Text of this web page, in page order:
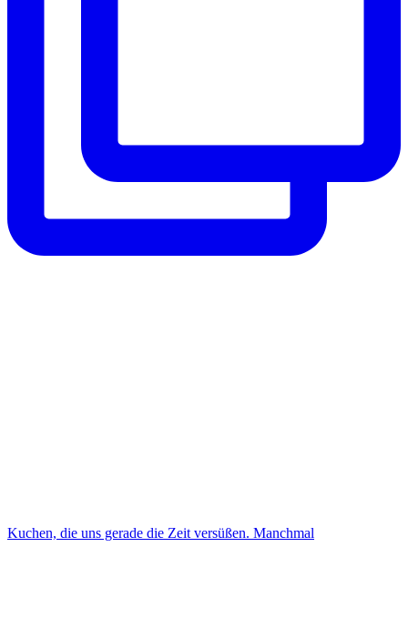
Kuchen, die uns gerade die Zeit versüßen. Manchmal